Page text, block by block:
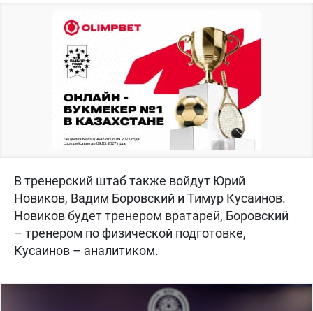
В тренерский штаб также войдут Юрий
Новиков, Вадим Боровский и Тимур Кусаинов.
Новиков будет тренером вратарей, Боровский
– тренером по физической подготовке,
Кусаинов – аналитиком.